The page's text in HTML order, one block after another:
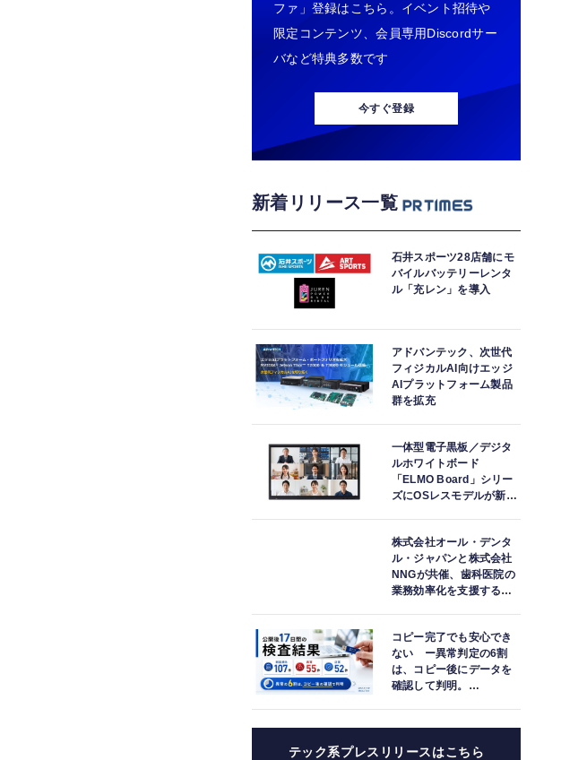
ファ」登録はこちら。イベント招待や
限定コンテンツ、会員専用Discordサー
バなど特典多数です
今すぐ登録
新着リリース一覧
石井スポーツ28店舗にモ
バイルバッテリーレンタ
ル「充レン」を導入
アドバンテック、次世代
フィジカルAI向けエッジ
AIプラットフォーム製品
群を拡充
一体型電子黒板／デジタ
ルホワイトボード
「ELMO Board」シリー
ズにOSレスモデルが新登
株式会社オール・デンタ
ル・ジャパンと株式会社
NNGが共催、歯科医院の
業務効率化を支援する院
紹介
コピー完了でも安心でき
ない ー異常判定の6割
は、コピー後にデータを
確認して判明。
集計
テック系プレスリリースはこちら